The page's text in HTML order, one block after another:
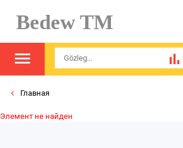
Bedew TM
Главная
Элемент не найден